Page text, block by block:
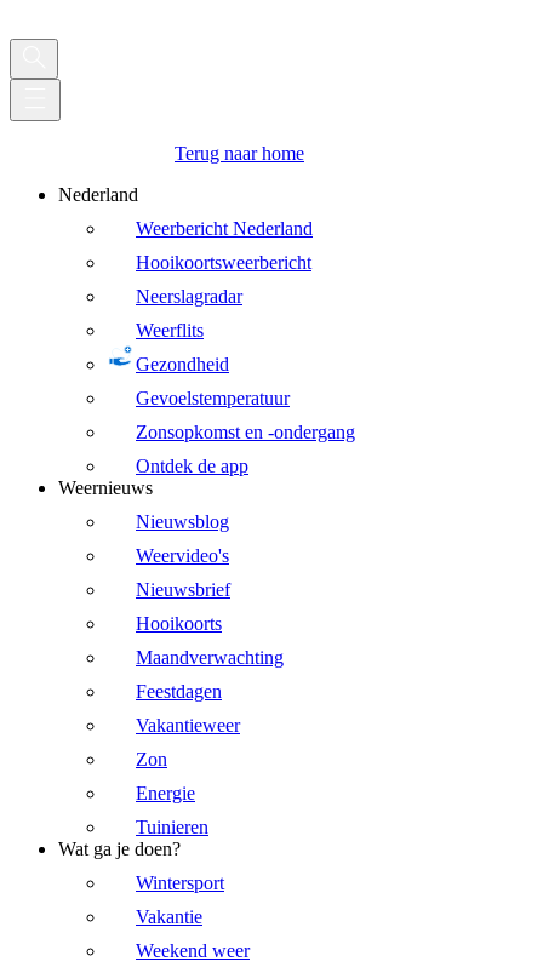
Terug naar home
Nederland
Weerbericht Nederland
Hooikoortsweerbericht
Neerslagradar
Weerflits
Gezondheid
Gevoelstemperatuur
Zonsopkomst en -ondergang
Ontdek de app
Weernieuws
Nieuwsblog
Weervideo's
Nieuwsbrief
Hooikoorts
Maandverwachting
Feestdagen
Vakantieweer
Zon
Energie
Tuinieren
Wat ga je doen?
Wintersport
Vakantie
Weekend weer